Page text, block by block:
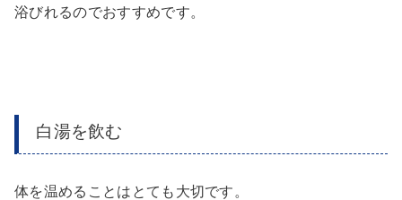
浴びれるのでおすすめです。
白湯を飲む
体を温めることはとても大切です。